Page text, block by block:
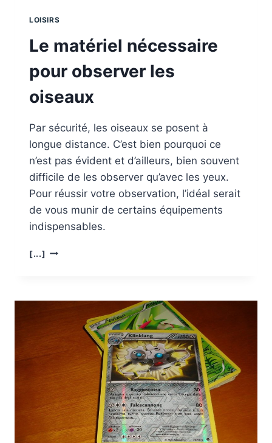
LOISIRS
Le matériel nécessaire
pour observer les
oiseaux
Par sécurité, les oiseaux se posent à
longue distance. C’est bien pourquoi ce
n’est pas évident et d’ailleurs, bien souvent
difficile de les observer qu’avec les yeux.
Pour réussir votre observation, l’idéal serait
de vous munir de certains équipements
indispensables.
[...] LE
OBSERVER
OISEAUX